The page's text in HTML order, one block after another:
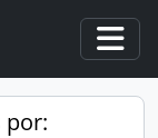
por: